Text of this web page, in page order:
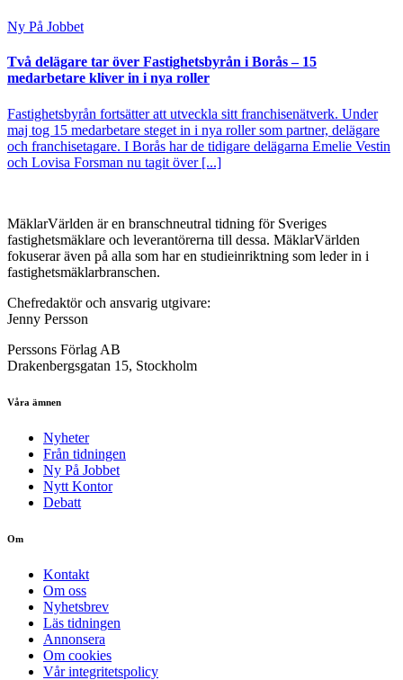
Ny På Jobbet
Två delägare tar över Fastighetsbyrån i Borås – 15
medarbetare kliver in i nya roller
Fastighetsbyrån fortsätter att utveckla sitt franchisenätverk. Under
maj tog 15 medarbetare steget in i nya roller som partner, delägare
och franchisetagare. I Borås har de tidigare delägarna Emelie Vestin
och Lovisa Forsman nu tagit över [...]
MäklarVärlden är en branschneutral tidning för Sveriges
fastighetsmäklare och leverantörerna till dessa. MäklarVärlden
fokuserar även på alla som har en studieinriktning som leder in i
fastighetsmäklarbranschen.
Chefredaktör och ansvarig utgivare:
Jenny Persson
Perssons Förlag AB
Drakenbergsgatan 15, Stockholm
Våra ämnen
Nyheter
Från tidningen
Ny På Jobbet
Nytt Kontor
Debatt
Om
Kontakt
Om oss
Nyhetsbrev
Läs tidningen
Annonsera
Om cookies
Vår integritetspolicy